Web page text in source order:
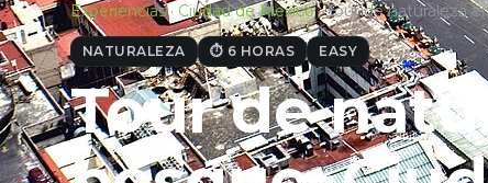
Experiencias · Ciudad de Mexico · Tour de naturaleza
NATURALEZA ⏱ 6 HORAS EASY
Tour de